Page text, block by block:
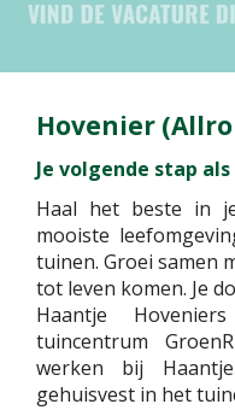
Hovenier
Je volgende stap
Haal het beste in
mooiste
tuinen. Groei samen
tot leven komen. Je
Haantje
tuincentrum
werken bij
gehuisvest in het